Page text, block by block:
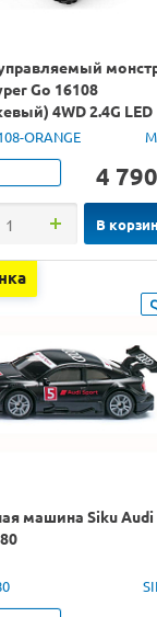
Go 16108
4WD 2.4G LED
ORANGE
4 790
В
машина Siku Audi